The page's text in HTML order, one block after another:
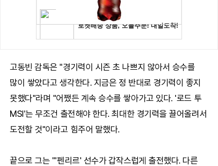
고동빈 감독은 "경기력이 시즌 초 나쁘지 않아서 승수를
많이 쌓았다고 생각한다. 지금은 정 반대로 경기력이 좋지
못했다"라며 "어쨌든 계속 승수를 쌓아가고 있다. '로드 투
MSI'는 무조건 출전해야 한다. 최대한 경기력을 끌어올려서
도전할 것"이라고 힘주어 말했다.
끝으로 그는 "'펜리르' 선수가 갑작스럽게 출전했다. 다른